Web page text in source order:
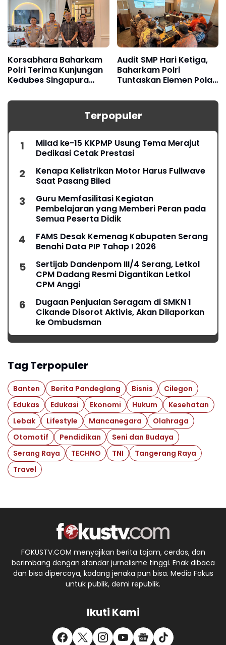
Korsabhara Baharkam
Polri Terima Kunjungan
Kedubes Singapura
Audit SMP Hari Ketiga,
Baharkam Polri
Tuntaskan Elemen Pola
Jabar
Terpopuler
Milad ke-15 KKPMP Usung Tema Merajut
Dedikasi Cetak Prestasi
Kenapa Kelistrikan Motor Harus Fullwave
Saat Pasang Biled
Guru Memfasilitasi Kegiatan
Pembelajaran yang Memberi Peran pada
Semua Peserta Didik
FAMS Desak Kemenag Kabupaten Serang
Benahi Data PIP Tahap I 2026
Sertijab Dandenpom III/4 Serang, Letkol
CPM Dadang Resmi Digantikan Letkol
CPM Anggi
Dugaan Penjualan Seragam di SMKN 1
Cikande Disorot Aktivis, Akan Dilaporkan
ke Ombudsman
Tag Terpopuler
Banten Berita Pandeglang Bisnis
Cilegon
Edukas
Edukasi Ekonomi Hukum
Kesehatan
Lebak
Lifestyle Mancanegara
Olahraga
Otomotif
Pendidikan
Seni dan Budaya
Serang Raya
TECHNO TNI
Tangerang Raya
Travel
FOKUSTV.COM menyajikan berita tajam, cerdas, dan
berimbang dengan standar jurnalisme tinggi. Enak dibaca
dan bisa dipercaya, kadang jenaka pun bisa. Media Fokus
untuk publik, demi republik.
Ikuti Kami